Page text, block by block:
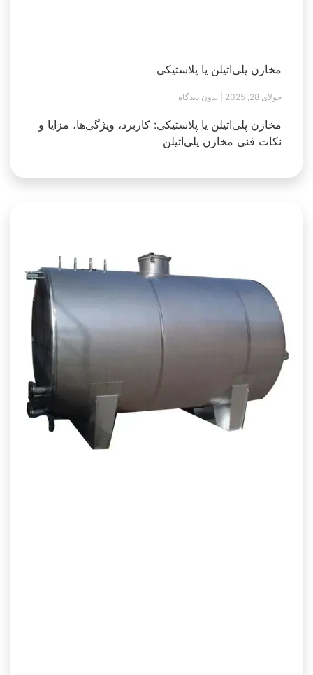
مخازن پلی‌اتیلن یا پلاستیکی
جولای 28, 2025 بدون دیدگاه
مخازن پلی‌اتیلن یا پلاستیکی: کاربرد، ویژگی‌ها، مزایا و
نکات فنی مخازن پلی‌اتیلن